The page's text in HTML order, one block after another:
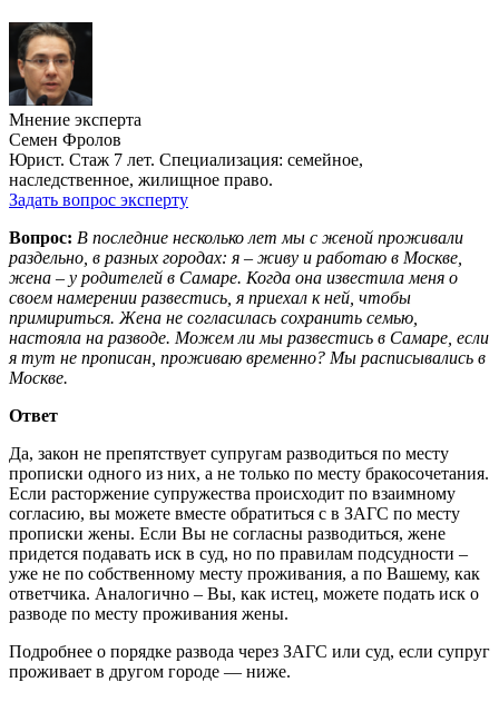
Мнение эксперта
Семен Фролов
Юрист. Стаж 7 лет. Специализация: семейное,
наследственное, жилищное право.
Задать вопрос эксперту
Вопрос: В последние несколько лет мы с женой проживали
раздельно, в разных городах: я – живу и работаю в Москве,
жена – у родителей в Самаре. Когда она известила меня о
своем намерении развестись, я приехал к ней, чтобы
примириться. Жена не согласилась сохранить семью,
настояла на разводе. Можем ли мы развестись в Самаре, если
я тут не прописан, проживаю временно? Мы расписывались в
Москве.
Ответ
Да, закон не препятствует супругам разводиться по месту
прописки одного из них, а не только по месту бракосочетания.
Если расторжение супружества происходит по взаимному
согласию, вы можете вместе обратиться с в ЗАГС по месту
прописки жены. Если Вы не согласны разводиться, жене
придется подавать иск в суд, но по правилам подсудности –
уже не по собственному месту проживания, а по Вашему, как
ответчика. Аналогично – Вы, как истец, можете подать иск о
разводе по месту проживания жены.
Подробнее о порядке развода через ЗАГС или суд, если супруг
проживает в другом городе — ниже.